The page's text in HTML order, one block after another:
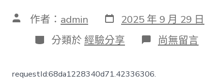
文 作者： admin 發
表
日
期
2025 年 9 月 29 日
分
類
分類於 經驗分享 在
〈依
尚無留言
requestId:68da1228340d71.42336306.